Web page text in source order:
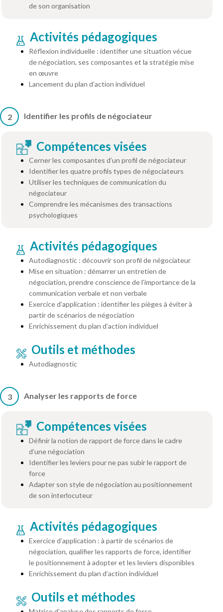
de son organisation
Activités pédagogiques
Réflexion individuelle : identifier une situation vécue
de négociation, ses composantes et la stratégie mise
en œuvre
Lancement du plan d’action individuel
2 Identifier les profils de négociateur
Compétences visées
Cerner les composantes d’un profil de négociateur
Identifier les quatre profils types de négociateurs
Utiliser les techniques de communication du
négociateur
Comprendre les mécanismes des transactions
psychologiques
Activités pédagogiques
Autodiagnostic : découvrir son profil de négociateur
Mise en situation : démarrer un entretien de
négociation, prendre conscience de l’importance de la
communication verbale et non verbale
Exercice d’application : identifier les pièges à éviter à
partir de scénarios de négociation
Enrichissement du plan d’action individuel
Outils et méthodes
Autodiagnostic
3 Analyser les rapports de force
Compétences visées
Définir la notion de rapport de force dans le cadre
d’une négociation
Identifier les leviers pour ne pas subir le rapport de
force
Adapter son style de négociation au positionnement
de son interlocuteur
Activités pédagogiques
Exercice d’application : à partir de scénarios de
négociation, qualifier les rapports de force, identifier
le positionnement à adopter et les leviers disponibles
Enrichissement du plan d’action individuel
Outils et méthodes